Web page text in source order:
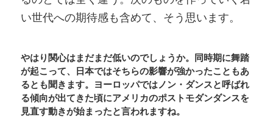
い世代への期待感も含めて、そう思います。
やはり関心はまだまだ低いのでしょうか。同時期に舞踏
が起こって、日本ではそちらの影響が強かったこともあ
るとも聞きます。ヨーロッパではノン・ダンスと呼ばれ
る傾向が出てきた頃にアメリカのポストモダンダンスを
見直す動きが始まったと言われますね。